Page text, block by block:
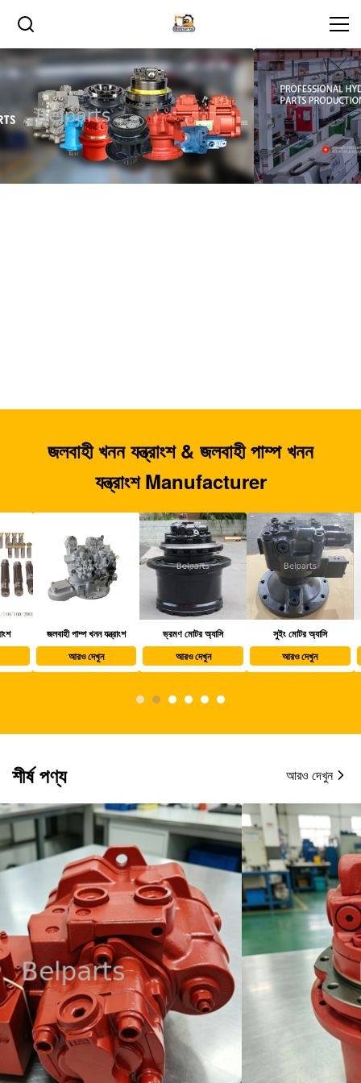
জলবাহী খনন যন্ত্রাংশ & জলবাহী পাম্প খনন
যন্ত্রাংশ Manufacturer
জলবাহী পাম্প খনন যন্ত্রাংশ
আরও দেখুন
ভ্রমণ মোটর অ্যাসি
আরও দেখুন
সুইং মোটর অ্যাসি
আরও দেখুন
শীর্ষ পণ্য আরও দেখুন